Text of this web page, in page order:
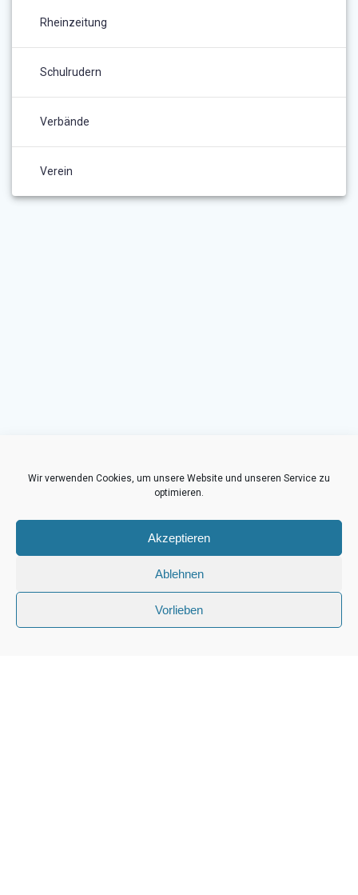
Wir verwenden Cookies, um unsere Website und unseren Service zu
optimieren.
Akzeptieren
Ablehnen
Vorlieben
Rheinzeitung
Schulrudern
Verbände
Verein